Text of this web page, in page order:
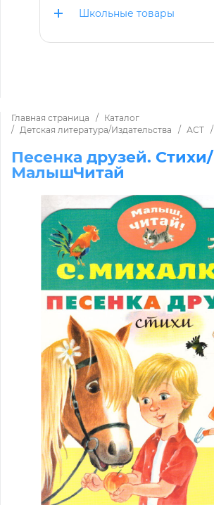
Школьные товары
Главная страница
Каталог
Детская литература/Издательства
АСТ
Песенка друзей. Стихи/
МалышЧитай